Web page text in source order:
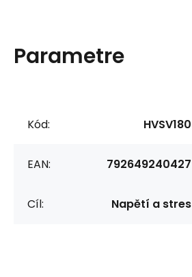
Parametre
Kód: HVSV180
EAN: 792649240427
Cíl: Napětí a stres